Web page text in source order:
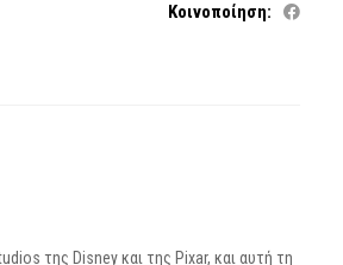
Κοινοποίηση:
της Disney και της Pixar, και αυτή τη